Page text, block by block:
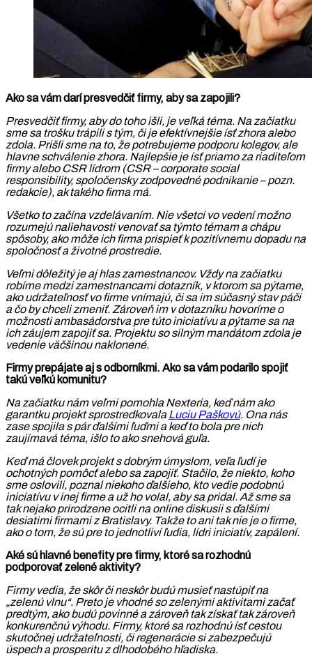
Ako sa vám darí presvedčiť firmy, aby sa zapojili?
Presvedčiť firmy, aby do toho išli, je veľká téma. Na začiatku
sme sa trošku trápili s tým, či je efektívnejšie ísť zhora alebo
zdola. Prišli sme na to, že potrebujeme podporu kolegov, ale
hlavne schválenie zhora. Najlepšie je ísť priamo za riaditeľom
firmy alebo CSR lídrom (CSR – corporate social
responsibility, spoločensky zodpovedné podnikanie – pozn.
redakcie), ak takého firma má.
Všetko to začína vzdelávaním. Nie všetci vo vedení možno
rozumejú naliehavosti venovať sa týmto témam a chápu
spôsoby, ako môže ich firma prispieť k pozitívnemu dopadu na
spoločnosť a životné prostredie.
Veľmi dôležitý je aj hlas zamestnancov. Vždy na začiatku
robíme medzi zamestnancami dotazník, v ktorom sa pýtame,
ako udržateľnosť vo firme vnímajú, či sa im súčasný stav páči
a čo by chceli zmeniť. Zároveň im v dotazníku hovoríme o
možnosti ambasádorstva pre túto iniciatívu a pýtame sa na
ich záujem zapojiť sa. Projektu so silným mandátom zdola je
vedenie väčšinou naklonené.
Firmy prepájate aj s odborníkmi. Ako sa vám podarilo spojiť
takú veľkú komunitu?
Na začiatku nám veľmi pomohla Nexteria, keď nám ako
garantku projekt sprostredkovala Luciu Paškovú. Ona nás
zase spojila s pár ďalšími ľuďmi a keď to bola pre nich
zaujímavá téma, išlo to ako snehová guľa.
Keď má človek projekt s dobrým úmyslom, veľa ľudí je
ochotných pomôcť alebo sa zapojiť. Stačilo, že niekto, koho
sme oslovili, poznal niekoho ďalšieho, kto vedie podobnú
iniciatívu v inej firme a už ho volal, aby sa pridal. Až sme sa
tak nejako prirodzene ocitli na online diskusii s ďalšími
desiatimi firmami z Bratislavy. Takže to ani tak nie je o firme,
ako o tom, že sú pre to jednotliví ľudia, lídri iniciatív, zapálení.
Aké sú hlavné benefity pre firmy, ktoré sa rozhodnú
podporovať zelené aktivity?
Firmy vedia, že skôr či neskôr budú musieť nastúpiť na
„zelenú vlnu“. Preto je vhodné so zelenými aktivitami začať
predtým, ako budú povinné a zároveň tak získať tak zároveň
konkurenčnú výhodu. Firmy, ktoré sa rozhodnú ísť cestou
skutočnej udržateľnosti, či regenerácie si zabezpečujú
úspech a prosperitu z dlhodobého hľadiska.